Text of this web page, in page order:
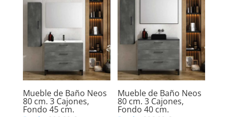
Mueble de Baño Neos
80 cm. 3 Cajones,
Fondo 45 cm.
Mueble de Baño Neos
80 cm. 3 Cajones,
Fondo 40 cm.